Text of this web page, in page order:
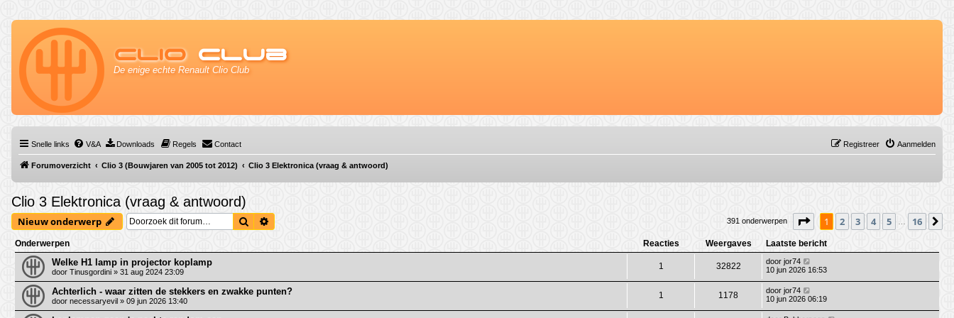
Clio Club
De enige echte Renault Clio Club
Snelle links V&A Downloads Regels Contact Aanmelden
Registreer
Forumoverzicht Clio 3 (Bouwjaren van 2005 tot 2012) Clio 3 Elektronica (vraag & antwoord)
Clio 3 Elektronica (vraag & antwoord)
Nieuw onderwerp Zoek 391 onderwerpen Pagina1 van 16
1 2 3 4 5 16
Onderwerpen Reacties Weergaves Laatste bericht
Welke H1 lamp in projector koplamp
door Tinusgordini » 31 aug 2024 23:09
1 32822 door jor74
10 jun 2026 16:53
Achterlich - waar zitten de stekkers en zwakke punten?
door necessaryevil » 09 jun 2026 13:40
1 1178 door jor74
10 jun 2026 06:19